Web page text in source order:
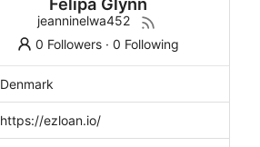
jeanninelwa452
0 Followers ·0 Following
Denmark
https://ezloan.io/